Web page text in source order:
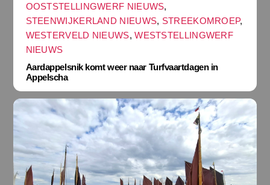
OOSTSTELLINGWERF NIEUWS,
STEENWIJKERLAND NIEUWS, STREEKOMROEP,
WESTERVELD NIEUWS,WESTSTELLINGWERF
NIEUWS
Aardappelsnik komt weer naar Turfvaartdagen in
Appelscha